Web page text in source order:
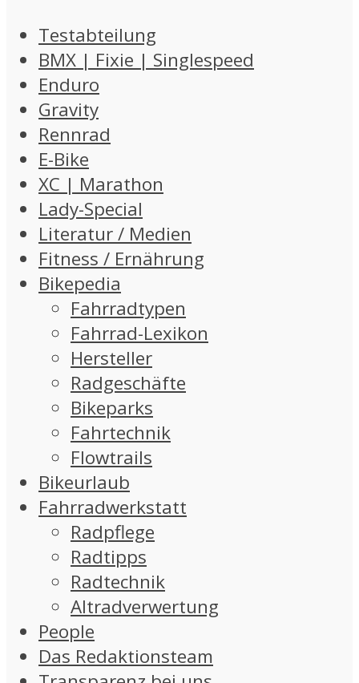
Testabteilung
BMX | Fixie | Singlespeed
Enduro
Gravity
Rennrad
E-Bike
XC | Marathon
Lady-Special
Literatur / Medien
Fitness / Ernährung
Bikepedia
Fahrradtypen
Fahrrad-Lexikon
Hersteller
Radgeschäfte
Bikeparks
Fahrtechnik
Flowtrails
Bikeurlaub
Fahrradwerkstatt
Radpflege
Radtipps
Radtechnik
Altradverwertung
People
Das Redaktionsteam